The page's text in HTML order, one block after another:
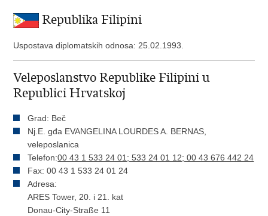
Republika Filipini
Uspostava diplomatskih odnosa: 25.02.1993.
Veleposlanstvo Republike Filipini u
Republici Hrvatskoj
Grad: Beč
Nj.E. gđa EVANGELINA LOURDES A. BERNAS,
veleposlanica
Telefon:00 43 1 533 24 01; 533 24 01 12; 00 43 676 442 24
Fax: 00 43 1 533 24 01 24
Adresa:
ARES Tower, 20. i 21. kat
Donau-City-Straße 11